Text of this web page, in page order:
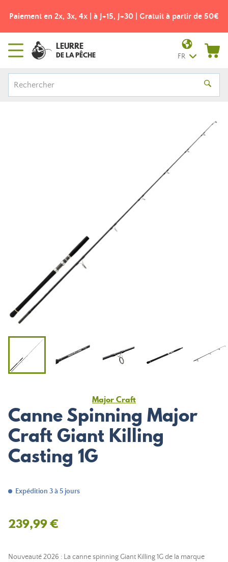
Paiement en 2x, 3x, 4x | à J+15, J+30 | Gratuit à partir de 50€
LEURRE
DE LA PÊCHE FR
Major Craft
Canne Spinning Major
Craft Giant Killing
Casting 1G
Expédition 3 à 5 jours
239,99 €
Nouveauté 2026 : La canne spinning Giant Killing 1G de la marque